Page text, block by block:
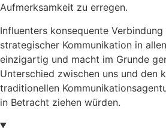
Aufmerksamkeit zu erregen.
Influenters konsequente
strategischer Kommunikation in
einzigartig und macht im Grunde
Unterschied zwischen uns und den
traditionellen
in Betracht ziehen würden.